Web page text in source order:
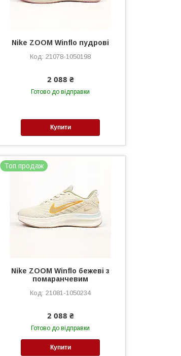
Nike ZOOM Winflo пудрові
21078-1050198
2 088 ₴
Готово до відправки
Купити
Топ продаж
Nike ZOOM Winflo бежеві з
помаранчевим
21081-1050234
2 088 ₴
Готово до відправки
Купити